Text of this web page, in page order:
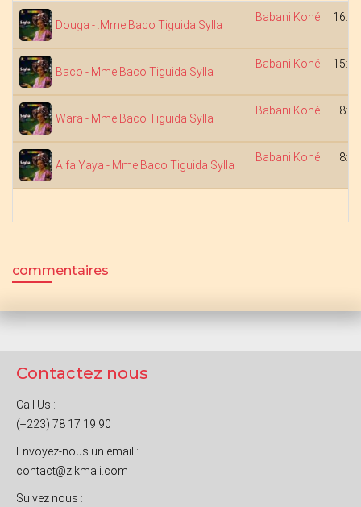
Douga - :Mme Baco Tiguida Sylla
Babani Koné 16:05
Baco - Mme Baco Tiguida Sylla
Babani Koné 15:44
Wara - Mme Baco Tiguida Sylla
Babani Koné 8:36
Alfa Yaya - Mme Baco Tiguida Sylla
Babani Koné 8:23
commentaires
Contactez nous
Call Us :
(+223) 78 17 19 90
Envoyez-nous un email :
contact@zikmali.com
Suivez nous :